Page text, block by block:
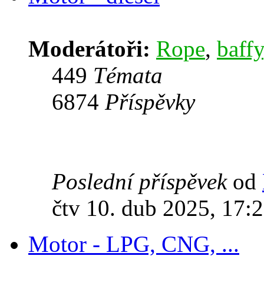
Moderátoři: Rope, baffy
449 Témata
6874 Příspěvky
Poslední příspěvekod
čtv 10. dub 2025,
Motor - LPG, CNG, ...